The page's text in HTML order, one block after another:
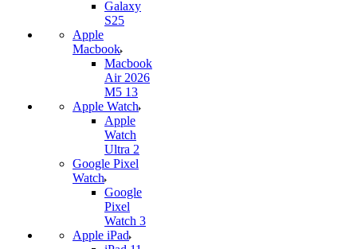
Galaxy
S25
Apple
Macbook
Macbook
Air 2026
M5 13
Apple Watch
Apple
Watch
Ultra 2
Google Pixel
Watch
Google
Pixel
Watch 3
Apple iPad